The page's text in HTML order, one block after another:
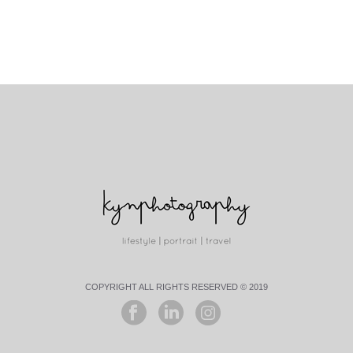
COPYRIGHT ALL RIGHTS RESERVED © 2019